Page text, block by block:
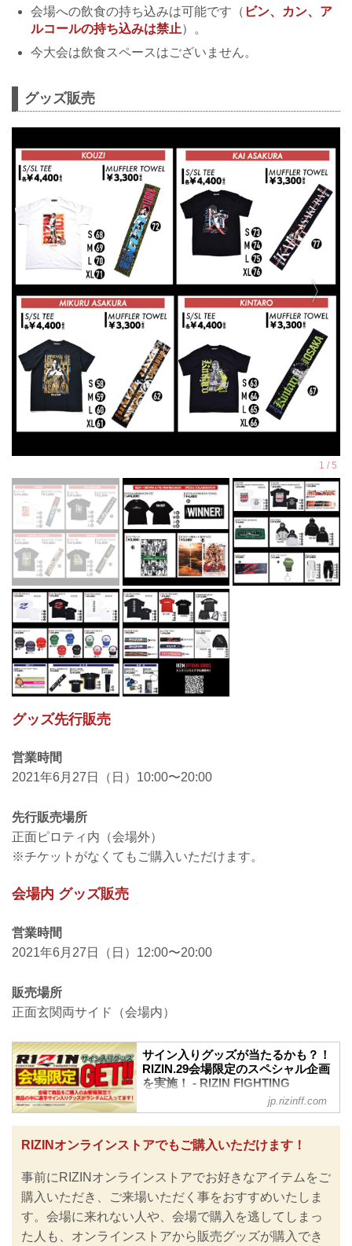
6/26（土） 10:00〜11:00 RIZIN FF公式
YouTube 試合直前計量
6/2...
会場への飲食の持ち込みは可能です（ ビン、カン、ア
ルコールの持ち込みは禁止）。
今大会は飲食スペースはございません。
グッズ販売
グッズ先行販売
営業時間
2021年6月27日（日）10:00〜20:00
先行販売場所
正面ピロティ内（会場外）
※チケットがなくてもご購入いただけます。
会場内 グッズ販売
営業時間
2021年6月27日（日）12:00〜20:00
販売場所
正面玄関両サイド（会場内）
サイン入りグッズが当たるかも？！
RIZIN.29会場限定のスペシャル企画
を実施！ - RIZIN FIGHTING
FEDERATION オフィシャルサイト
のグッズ販売ブースにて、スペシャル企
グッズ販売ブースの商品の中に、
RIZIN.29に出場する選手のサイン入りの
商品がランダムに紛れ込んでいるぞ！ど
の選手のサインがどの商品に入っている
かは、購入してからのお楽しみだ！
jp.rizinff.com
RIZINオンラインストアでもご購入いただけます！
事前にRIZINオンラインストアでお好きなアイテムをご
購入いただき、ご来場いただく事をおすすめいたしま
す。会場に来れない人や、会場で購入を逃してしまっ
た人も、オンラインストアから販売グッズが購入でき